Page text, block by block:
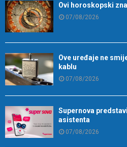
Ovi horoskopski
07/08/2026
Ove uređaje ne
kablu
07/08/2026
Supernova
asistenta
07/08/2026